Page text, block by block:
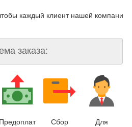
каждый клиент нашей компании
заказа:
Предоплат
Сбор
Для